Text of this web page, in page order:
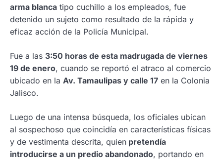
arma blanca tipo cuchillo a los empleados, fue
detenido un sujeto como resultado de la rápida y
eficaz acción de la Policía Municipal.
Fue a las 3:50 horas de esta madrugada de viernes
19 de enero, cuando se reportó el atraco al comercio
ubicado en la Av. Tamaulipas y calle 17 en la Colonia
Jalisco.
Luego de una intensa búsqueda, los oficiales ubican
al sospechoso que coincidía en características físicas
y de vestimenta descrita, quien pretendía
introducirse a un predio abandonado, portando en